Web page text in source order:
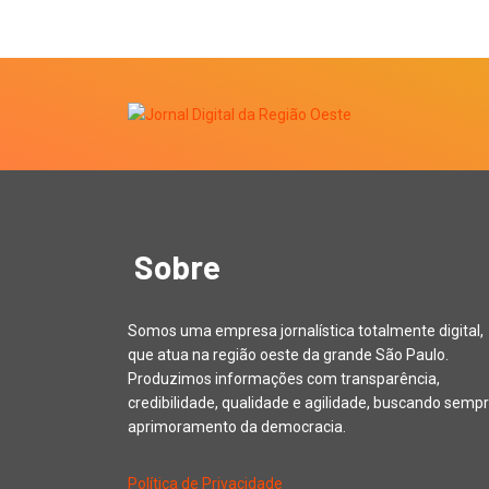
Sobre
Somos uma empresa jornalística totalmente digital,
que atua na região oeste da grande São Paulo.
Produzimos informações com transparência,
credibilidade, qualidade e agilidade, buscando
aprimoramento da democracia.
Política de Privacidade